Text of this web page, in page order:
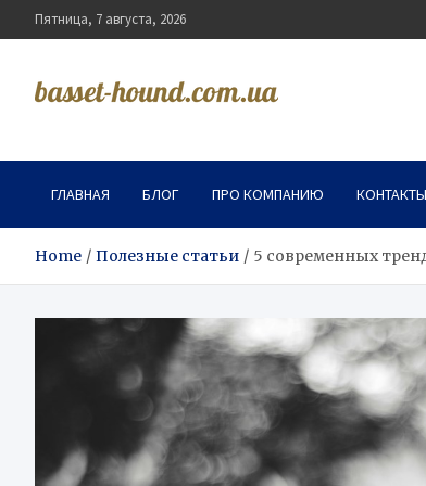
to
Пятница, 7 августа, 2026
basset-hound.com.ua
ГЛАВНАЯ БЛОГ ПРО КОМПАНИЮ КОНТАКТЫ
Home Полезные статьи 5 современных